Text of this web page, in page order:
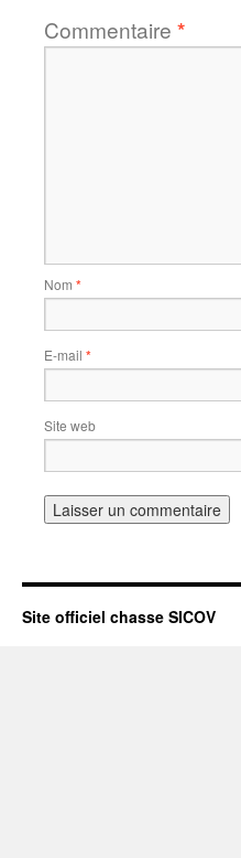
Commentaire *
Nom *
E-mail *
Site web
Site officiel chasse SICOV